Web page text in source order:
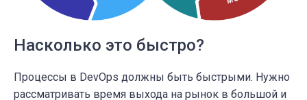
Насколько это быстро?
Процессы в DevOps должны быть быстрыми. Нужно
рассматривать время выхода на рынок в большой и